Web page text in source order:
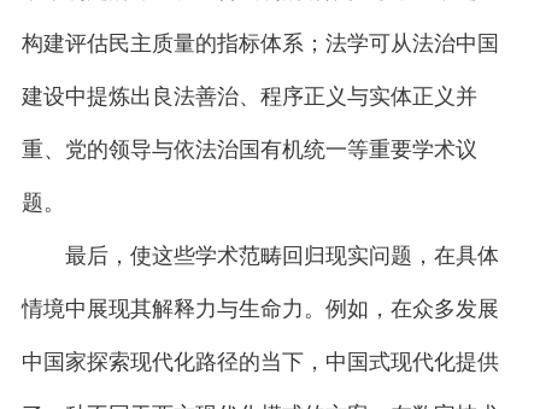
构建评估民主质量的指标体系；法学可从法治中国
建设中提炼出良法善治、程序正义与实体正义并
重、党的领导与依法治国有机统一等重要学术议
题。
最后，使这些学术范畴回归现实问题，在具体
情境中展现其解释力与生命力。例如，在众多发展
中国家探索现代化路径的当下，中国式现代化提供